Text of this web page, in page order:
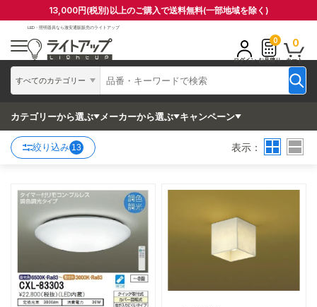
13,000円(税別)以上のご購入で送料無料(一部地域を除く)
LED・照明器具なら激安通販販売のライトアップ
すべてのカテゴリー
ログイン
0
お見積り
0
カート
カテゴリーから選ぶ メーカーから選ぶ キャンペーン
絞り込み 13 表示：